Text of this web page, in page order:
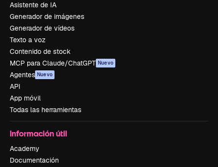
Asistente de IA
Generador de imágenes
Generador de vídeos
Texto a voz
Contenido de stock
MCP para Claude/ChatGPT Nuevo
Agentes Nuevo
API
App móvil
Todas las herramientas
Información útil
Academy
Documentación